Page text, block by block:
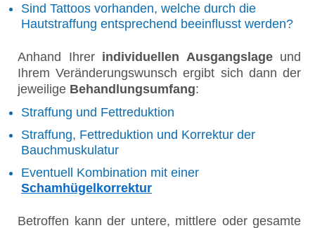
Sind Tattoos vorhanden, welche durch die
Hautstraffung entsprechend beeinflusst werden?
Anhand Ihrer individuellen Ausgangslageund
Ihrem Veränderungswunsch ergibt sich dann der
jeweilige Behandlungsumfang:
Straffung und Fettreduktion
Straffung, Fettreduktion und Korrektur der
Bauchmuskulatur
Eventuell Kombination mit einer
Schamhügelkorrektur
Betroffen kann der untere, mittlere oder gesamte